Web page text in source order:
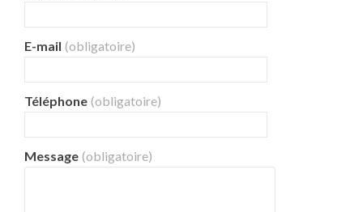
E-mail (obligatoire)
Téléphone (obligatoire)
Message (obligatoire)